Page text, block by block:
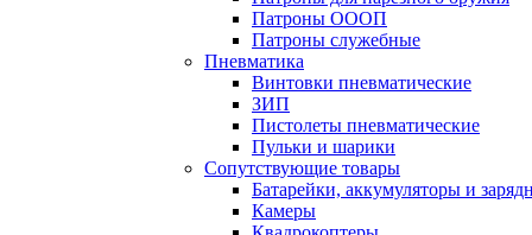
Патроны ОООП
Патроны служебные
Пневматика
Винтовки пневматические
ЗИП
Пистолеты пневматические
Пульки и шарики
Сопутствующие товары
Батарейки, аккумуляторы и
Камеры